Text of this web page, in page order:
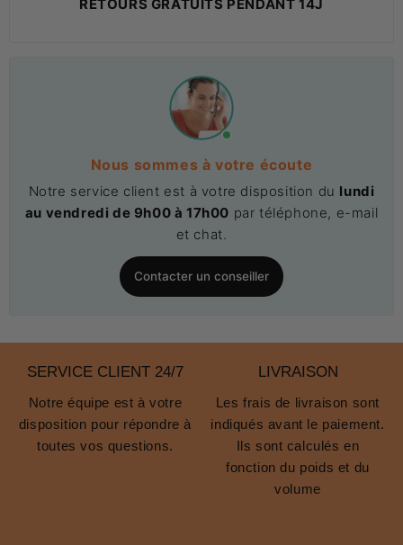
RETOURS GRATUITS PENDANT 14J
Nous sommes à votre écoute
Notre service client est à votre disposition du lundi
au vendredi de 9h00 à 17h00 par téléphone, e-mail
et chat.
Contacter un conseiller
SERVICE CLIENT 24/7
Notre équipe est à votre
disposition pour répondre à
toutes vos questions.
LIVRAISON
Les frais de livraison sont
indiqués avant le paiement.
Ils sont calculés en
fonction du poids et du
volume